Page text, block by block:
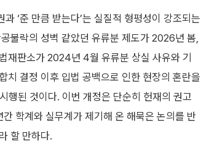
‘준 만큼 받는다’는 실질적 형평성이 강조되는
불락의 성벽 같았던 유류분 제도가 2026년 봄,
재판소가 2024년 4월 유류분 상실 사유와 기
치 결정 이후 입법 공백으로 인한 현장의 혼란을
행된 것이다. 이번 개정은 단순히 헌재의 권고
학계와 실무계가 제기해 온 해묵은 논의를 반
할 만하다.